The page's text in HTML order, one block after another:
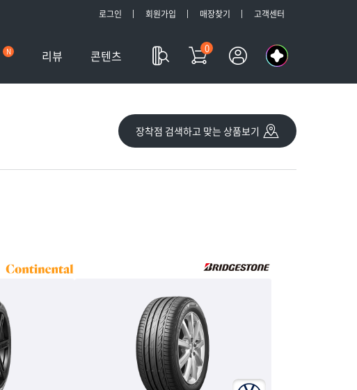
로그인 회원가입 매장찾기 고객센터
리뷰 콘텐츠 0
나
l
l
m
장착점 검색하고 맞는 상품보기